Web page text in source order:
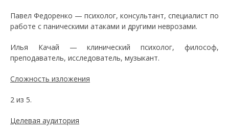
Павел Федоренко — психолог, консультант, специалист по
работе с паническими атаками и другими неврозами.
Илья Качай — клинический психолог, философ,
преподаватель, исследователь, музыкант.
Сложность изложения
2 из 5.
Целевая аудитория